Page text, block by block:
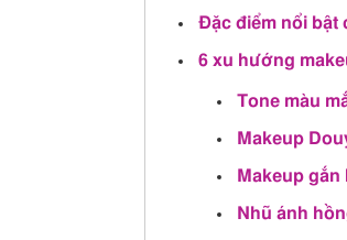
Đặc điểm nổi bật
6 xu hướng
Tone màu
Makeup
Makeup
Nhũ ánh